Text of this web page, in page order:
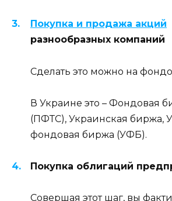
Покупка и продажа акций
разнообразных компаний
Сделать это можно на
В Украине это – Фондовая
(ПФТС), Украинская биржа,
фондовая биржа (УФБ).
Покупка облигаций
Совершая этот шаг, вы